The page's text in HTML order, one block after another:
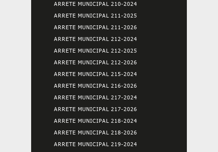
ARRETE MUNICIPAL 210-2024
ARRETE MUNICIPAL 211-2025
ARRETE MUNICIPAL 211-2026
ARRETE MUNICIPAL 212-2024
ARRETE MUNICIPAL 212-2025
ARRETE MUNICIPAL 212-2026
ARRETE MUNICIPAL 215-2024
ARRETE MUNICIPAL 216-2026
ARRETE MUNICIPAL 217-2024
ARRETE MUNICIPAL 217-2026
ARRETE MUNICIPAL 218-2024
ARRETE MUNICIPAL 218-2026
ARRETE MUNICIPAL 219-2024